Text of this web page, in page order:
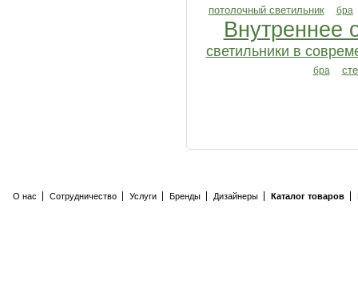
потолочный светильник бра
Внутреннее
светильники в
бра
О нас Сотрудничество Услуги Бренды Дизайнеры Каталог товаров